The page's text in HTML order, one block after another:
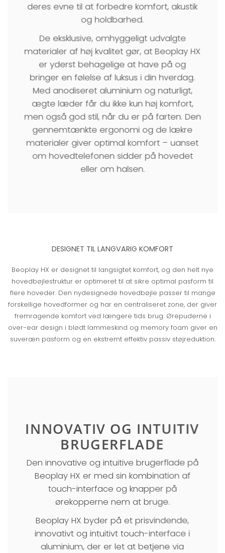
deres evne til at forbedre komfort, akustik
og holdbarhed.
De eksklusive, omhyggeligt udvalgte
materialer af høj kvalitet gør, at Beoplay HX
er yderst behagelige at have på og
bringer en følelse af luksus i din hverdag.
Med anodiseret aluminium og naturligt,
ægte læder får du ikke kun høj komfort,
men også god stil, når du er på farten. Den
gennemtænkte ergonomi og de lækre
materialer giver optimal komfort – uanset
om hovedtelefonen sidder på hovedet
eller om halsen.
DESIGNET TIL LANGVARIG KOMFORT
Beoplay HX er designet til langsigtet komfort, og den helt nye
hovedbøjlestruktur er optimeret til at sikre optimal pasform til
flere hoveder. Den nydesignede hovedbøjle passer til mange
forskellige hovedformer og har en centraliseret zone, der giver
fremragende komfort ved længere tids brug. Ørepuderne i
over-ear design i blødt lammeskind og memory foam giver en
suveræn pasform og en ekstremt effektiv passiv støjreduktion.
INNOVATIV OG INTUITIV
BRUGERFLADE
Den innovative og intuitive brugerflade på
Beoplay HX er med sin kombination af
touch-interface og knapper på
ørekopperne nem at bruge.
Beoplay HX byder på et prisvindende,
innovativt og intuitivt touch-interface i
aluminium, der er let at betjene via